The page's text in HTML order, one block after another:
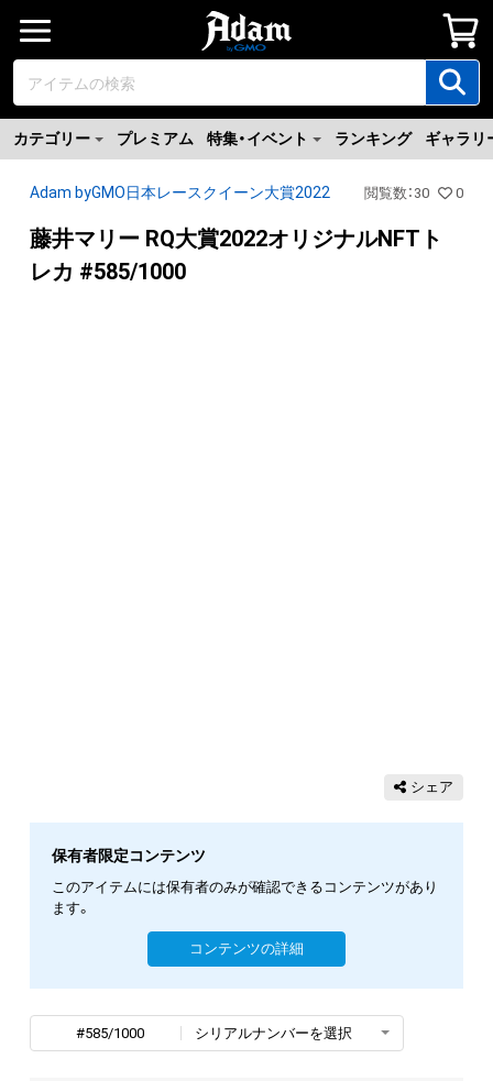
カテゴリー プレミアム 特集・イベント ランキング ギャラリ
Adam byGMO日本レースクイーン大賞2022 閲覧数 ： 30 0
藤井マリー RQ大賞2022オリジナルNFTト
レカ #585/1000
シェア
保有者限定コンテンツ
このアイテムには保有者のみが確認できるコンテンツがあり
ます。
コンテンツの詳細
#585/1000 シリアルナンバーを選択